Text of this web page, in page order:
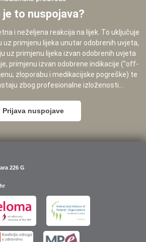
je to nuspojava?
i neželjena reakcija na lijek. To uključuje
uz primjenu lijeka unutar odobrenih uvjeta,
uz primjenu lijeka izvan odobrenih uvjeta
primjenu izvan odobrene indikacije (”off-
zloporabu i medikacijske pogreške) te
zbog profesionalne izloženosti...
Prijava nuspojave
226 G